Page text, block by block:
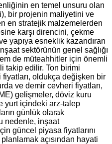
en temel unsuru olan
bir projenin maliyetini ve
en stratejik malzemelerden
karşı direncini, çekme
yapıya esneklik kazandıran
sektörünün genel sağlığı
de müteahhitler için önemli
takip edilir. Ton birimi
oldukça değişken bir
ve demir cevheri fiyatları,
gelişmeler, döviz kuru
yurt içindeki arz-talep
günlük olarak
nedenle, inşaat
güncel piyasa fiyatlarını
açısından hayati